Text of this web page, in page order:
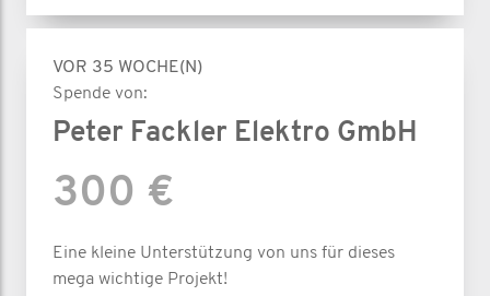
VOR 35 WOCHE(N)
Spende von:
Peter Fackler Elektro GmbH
300 €
Eine kleine Unterstützung von uns für dieses
mega wichtige Projekt!